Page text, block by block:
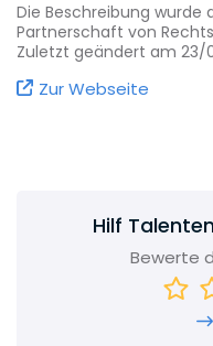
Durch die Synergie
innovativen
immer einen Schritt
Die Beschreibung wurde
Partnerschaft von
Zuletzt geändert am 23/
Zur Webseite
Hilf
Bewerte